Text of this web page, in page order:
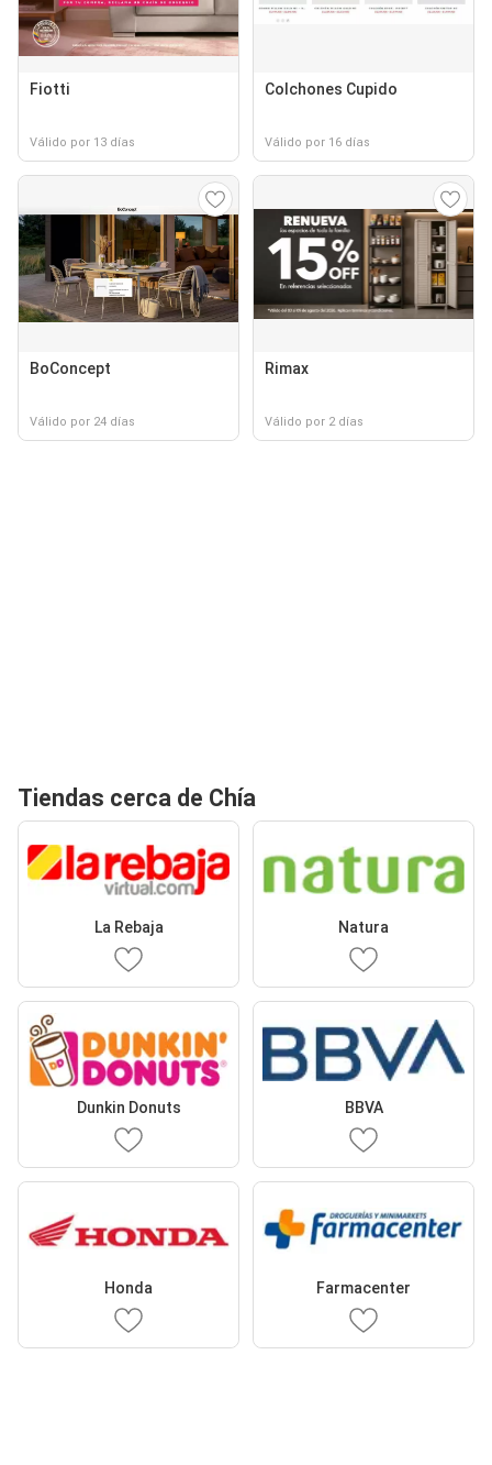
Fiotti
Válido por 13 días
Colchones Cupido
Válido por 16 días
BoConcept
Válido por 24 días
Rimax
Válido por 2 días
Tiendas cerca de Chía
La Rebaja Natura
Dunkin Donuts BBVA
Honda Farmacenter